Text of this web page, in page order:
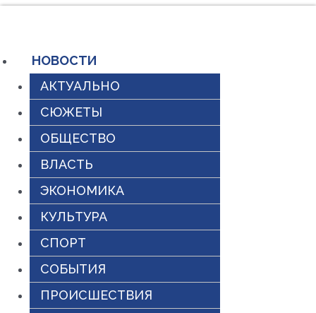
содержимому
НОВОСТИ
АКТУАЛЬНО
СЮЖЕТЫ
ОБЩЕСТВО
ВЛАСТЬ
ЭКОНОМИКА
КУЛЬТУРА
СПОРТ
СОБЫТИЯ
ПРОИСШЕСТВИЯ